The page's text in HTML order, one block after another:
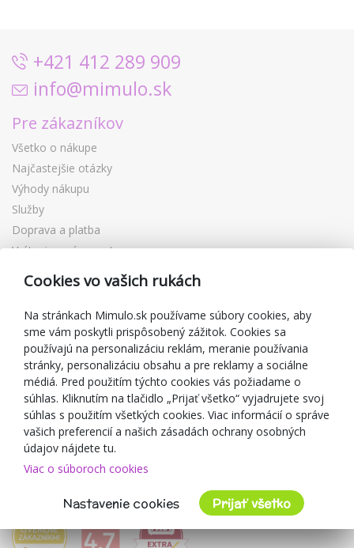
+421 412 289 909
info@mimulo.sk
Pre zákazníkov
Všetko o nákupe
Najčastejšie otázky
Výhody nákupu
Služby
Doprava a platba
Vrátenie a výmena tovaru
Darčekové poukážky
Zľavové kupóny
Blog
O predajcovi
Mimulo.sk
Obchodné podmienky
Ochrana osobných údajov GDPR
Kontakty
Spolupracujeme
Cookies vo vašich rukách
Na stránkach Mimulo.sk používame súbory cookies, aby
sme vám poskytli prispôsobený zážitok. Cookies sa
používajú na personalizáciu reklám, meranie používania
stránky, personalizáciu obsahu a pre reklamy a sociálne
médiá. Pred použitím týchto cookies vás požiadame o
súhlas. Kliknutím na tlačidlo „Prijať všetko“ vyjadrujete svoj
súhlas s použitím všetkých cookies. Viac informácií o správe
vašich preferencií a našich zásadách ochrany osobných
údajov nájdete tu.
Viac o súboroch cookies
Nastavenie cookies Prijať všetko